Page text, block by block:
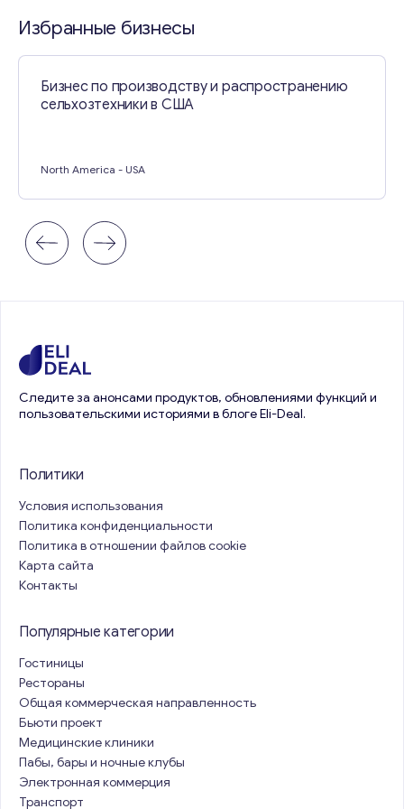
Избранные бизнесы
Бизнес по производству и распространению
сельхозтехники в США
North America - USA
Следите за анонсами продуктов, обновлениями функций и
пользовательскими историями в блоге Eli-Deal.
Политики
Условия использования
Политика конфиденциальности
Политика в отношении файлов cookie
Карта сайта
Контакты
Популярные категории
Гостиницы
Рестораны
Общая коммерческая направленность
Бьюти проект
Медицинские клиники
Пабы, бары и ночные клубы
Электронная коммерция
Транспорт